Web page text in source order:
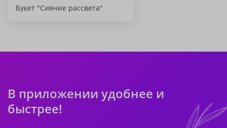
Букет "Сияние рассвета"
В приложении удобнее и
быстрее!